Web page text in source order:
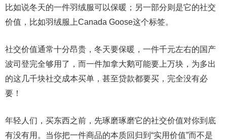
比如说冬天的一件羽绒服可以保暖；另一部分则是它的社交
价值，比如羽绒服上Canada Goose这个标签。
社交价值通常十分昂贵，冬天要保暖，一件千元左右的国产
波司登完全够用了，而一件加拿大鹅可能要上万块，为多出
的这几千块社交成本买单，甚至贷款都要买，完全没有必
要！
年轻人们，买东西之前，先琢磨琢磨它的社交价值对你到底
有没有用。当你把一件商品的本质回归到“实用价值”而不是